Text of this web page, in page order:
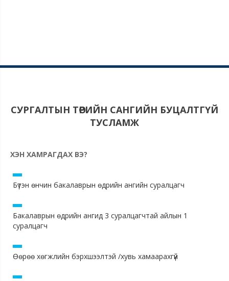
СУРГАЛТЫН ТӨРИЙН САНГИЙН БУЦАЛТГҮЙ
ТУСЛАМЖ
ХЭН ХАМРАГДАХ ВЭ?
Бүтэн өнчин бакалаврын өдрийн ангийн суралцагч
Бакалаврын өдрийн ангид 3 суралцагчтай айлын 1
суралцагч
Өөрөө хөгжлийн бэрхшээлтэй /хувь хамаарахгүй